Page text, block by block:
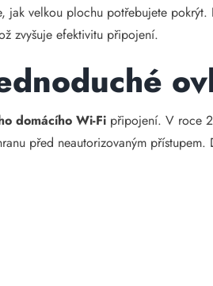
jak velkou plochu potřebujete
zvyšuje efektivitu připojení.
domácího Wi-Fi připojení. V roce
před neautorizovaným